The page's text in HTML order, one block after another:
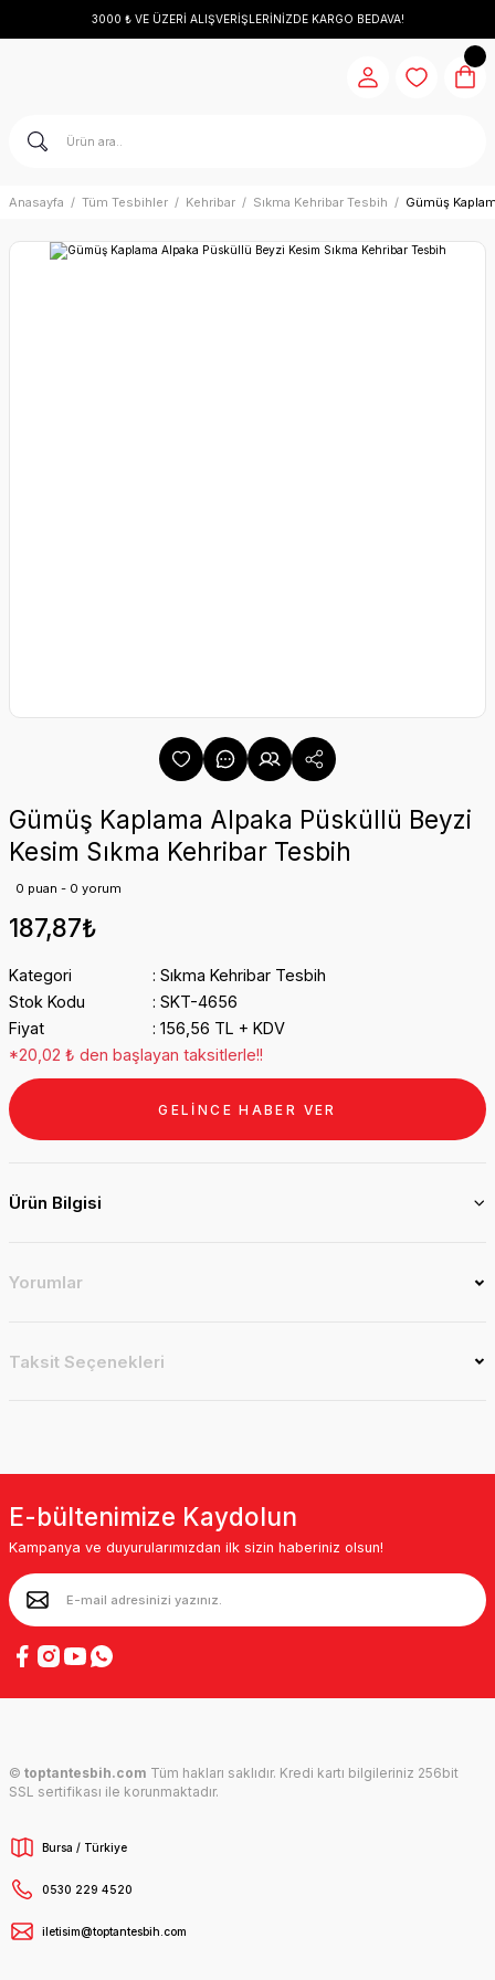
3000 ₺ VE ÜZERİ ALIŞVERİŞLERİNİZDE KARGO BEDAVA!
Anasayfa Tüm Tesbihler Kehribar Sıkma Kehribar Tesbih Gümüş
Gümüş Kaplama Alpaka Püsküllü Beyzi
Kesim Sıkma Kehribar Tesbih
0 puan - 0 yorum
187,87₺
Kategori
Sıkma Kehribar Tesbih
Stok Kodu
SKT-4656
Fiyat
156,56 TL + KDV
*20,02 ₺ den başlayan taksitlerle!!
GELİNCE HABER VER
Ürün Bilgisi
Yorumlar
Taksit Seçenekleri
E-bültenimize Kaydolun
Kampanya ve duyurularımızdan ilk sizin haberiniz olsun!
© toptantesbih.com Tüm hakları saklıdır. Kredi kartı bilgileriniz 256bit
SSL sertifikası ile korunmaktadır.
Bursa / Türkiye
0530 229 4520
iletisim@toptantesbih.com